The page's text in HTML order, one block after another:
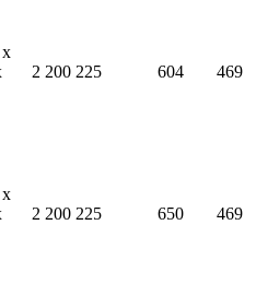
x
2 200 225 604 469
x
2 200 225 650 469